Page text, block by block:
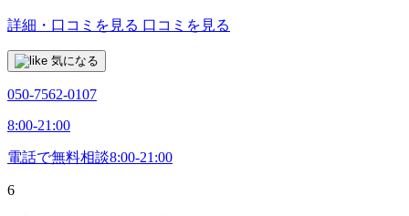
詳細・口コミを見る 口コミを見る
気になる
050-7562-0107
8:00-21:00
電話で無料相談8:00-21:00
6